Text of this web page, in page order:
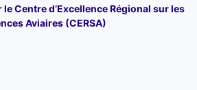
Centre d’Excellence Régional sur les
Aviaires (CERSA)